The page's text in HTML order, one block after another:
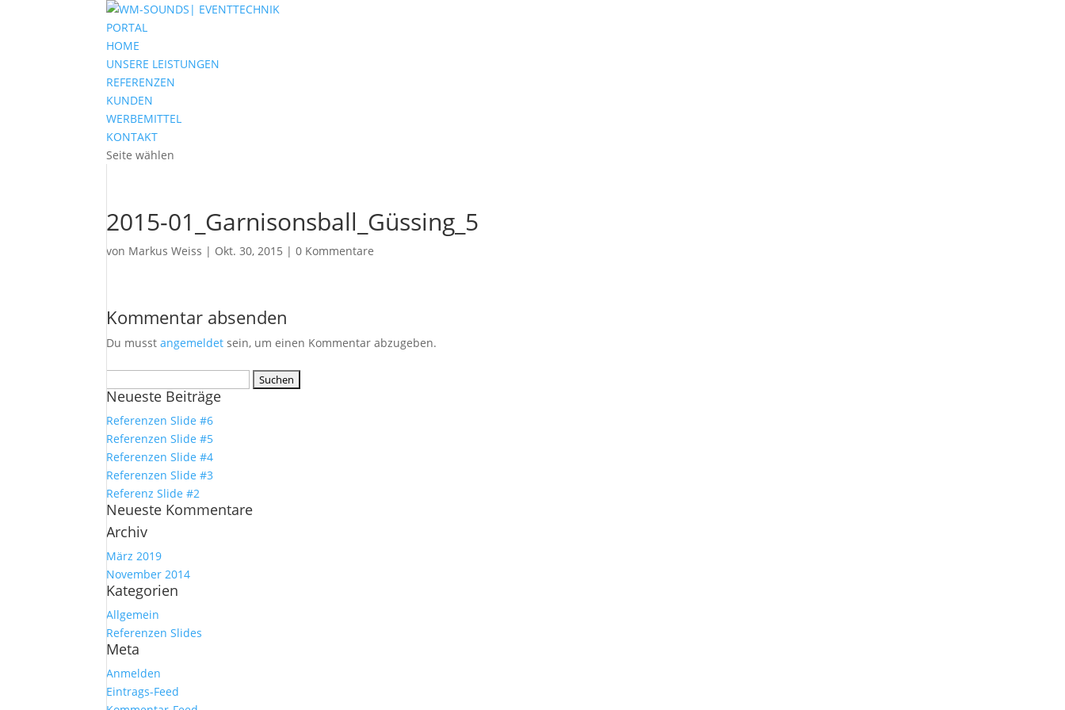
PORTAL
HOME
UNSERE LEISTUNGEN
REFERENZEN
KUNDEN
WERBEMITTEL
KONTAKT
Seite wählen
2015-01_Garnisonsball_Güssing_5
von Markus Weiss | Okt. 30, 2015 |0 Kommentare
Kommentar absenden
Du musstangemeldet sein, um einen Kommentar abzugeben.
nach:
Neueste Beiträge
Referenzen Slide #6
Referenzen Slide #5
Referenzen Slide #4
Referenzen Slide #3
Referenz Slide #2
Neueste Kommentare
Archiv
März 2019
November 2014
Kategorien
Allgemein
Referenzen Slides
Meta
Anmelden
Eintrags-Feed